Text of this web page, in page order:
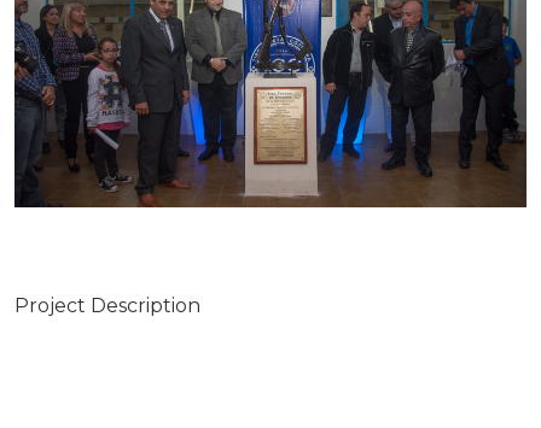
Project Description